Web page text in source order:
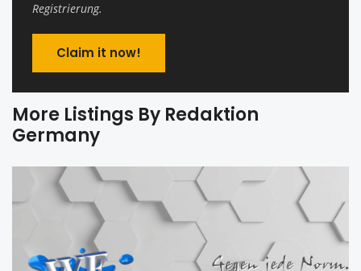
Registrierung.
Claim it now!
More Listings By Redaktion
Germany